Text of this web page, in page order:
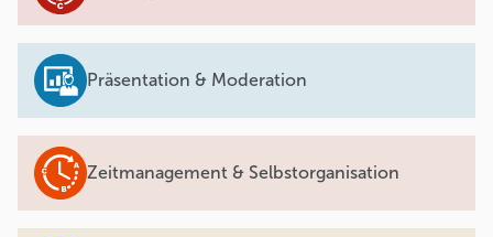
Präsentation & Moderation
Zeitmanagement & Selbstorganisation